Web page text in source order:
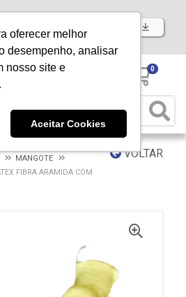
oferecer melhor
desempenho, analisar
nosso site e
Aceitar Cookies
Baixe já nosso APP
0
VOLTAR
MANGOTE
FIBRA ARAMIDA COM